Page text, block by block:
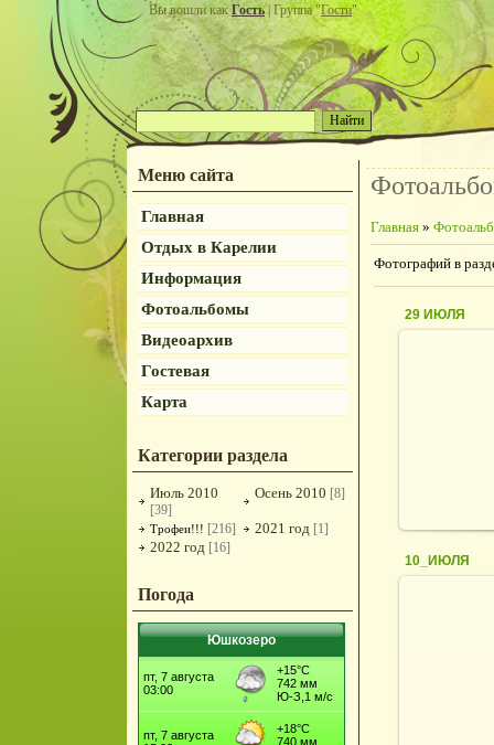
Вы вошли какГость| Группа "Гости"
Меню сайта
Главная
Отдых в Карелии
Информация
Фотоальбомы
Видеоархив
Гостевая
Карта
Категории раздела
Июль 2010
[39]
Осень 2010 [8]
Трофеи!!! [216] 2021 год [1]
2022 год [16]
Погода
Юшкозеро
Главная »
Фотографий в
29 ИЮЛЯ
10_ИЮЛЯ